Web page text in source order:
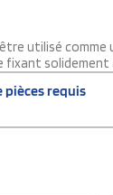
utilisé
solidement
pièces requis